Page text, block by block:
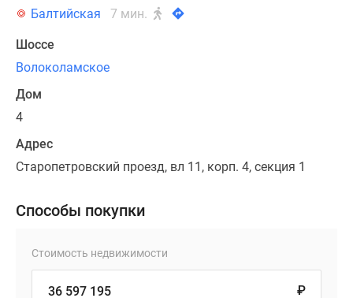
Балтийская
7 мин.
Шоссе
Волоколамское
Дом
4
Адрес
Старопетровский проезд, вл 11, корп. 4, секция 1
Способы покупки
Стоимость недвижимости
₽